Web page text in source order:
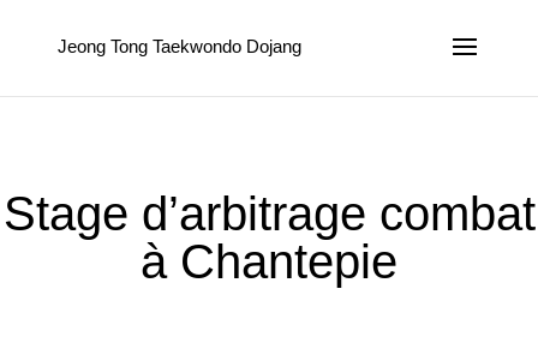
Jeong Tong Taekwondo Dojang
Stage d’arbitrage combat
à Chantepie